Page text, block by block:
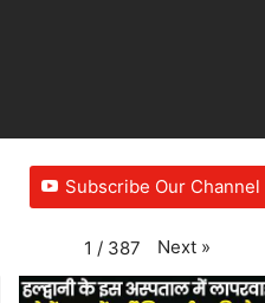
Subscribe Our Channel
1 / 387 Next »